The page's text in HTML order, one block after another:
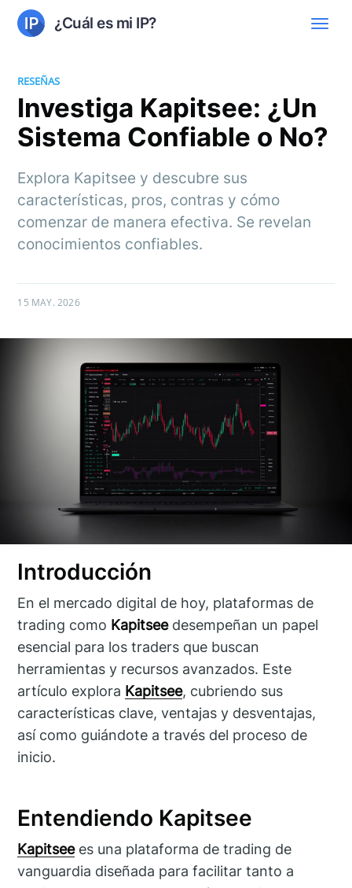
¿Cuál es mi IP?
RESEÑAS
Investiga Kapitsee: ¿Un
Sistema Confiable o No?
Explora Kapitsee y descubre sus
características, pros, contras y cómo
comenzar de manera efectiva. Se revelan
conocimientos confiables.
15 MAY. 2026
Introducción
En el mercado digital de hoy, plataformas de
trading como Kapitseedesempeñan un papel
esencial para los traders que buscan
herramientas y recursos avanzados. Este
artículo explora Kapitsee, cubriendo sus
características clave, ventajas y desventajas,
así como guiándote a través del proceso de
inicio.
Entendiendo Kapitsee
Kapitseees una plataforma de trading de
vanguardia diseñada para facilitar tanto a